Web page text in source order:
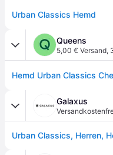
Urban Classics Hemd
Queens
5,00 € Versand,
Galaxus